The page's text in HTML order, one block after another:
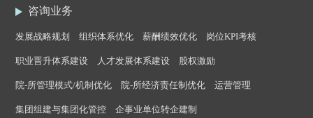
咨询业务
发展战略规划 组织体系优化 薪酬绩效优化 岗位KPI考核
职业晋升体系建设 人才发展体系建设 股权激励
院-所管理模式/机制优化 院-所经济责任制优化 运营管理
集团组建与集团化管控 企事业单位转企建制